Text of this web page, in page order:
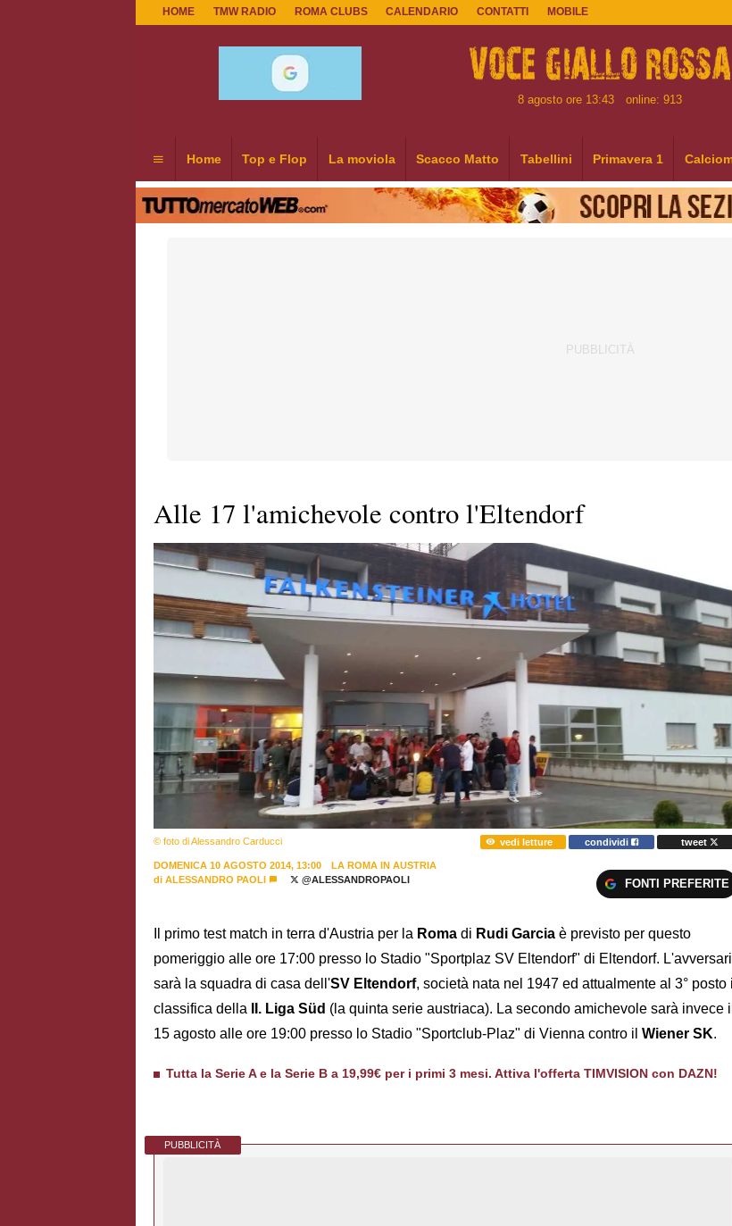
HOME TMW RADIO ROMA CLUBS CALENDARIO CONTATTI MOBILE
8 agosto ore 13:43 online: 913
Home Top e Flop La moviola Scacco Matto Tabellini Primavera 1
Alle 17 l'amichevole contro l'Eltendorf
© foto di Alessandro Carducci vedi letture condividi tweet
DOMENICA 10 AGOSTO 2014, 13:00
LA ROMA IN AUSTRIA
di ALESSANDRO PAOLI @ALESSANDROPAOLI FONTI PREFERITE
Il primo test match in terra d'Austria per la Roma di Rudi Garcia è previsto per questo
pomeriggio alle ore 17:00 presso lo Stadio "Sportplaz SV Eltendorf" di Eltendorf.
sarà la squadra di casa dell'SV Eltendorf, società nata nel 1947 ed attualmente al 3° posto
classifica della
II. Liga Süd (la quinta serie austriaca). La secondo amichevole sarà invece il
15 agosto alle ore 19:00 presso lo Stadio "Sportclub-Plaz" di Vienna contro il Wiener SK.
Tutta la Serie A e la Serie B a 19,99€ per i primi 3 mesi. Attiva l'offerta TIMVISION con DAZN!
PUBBLICITÀ